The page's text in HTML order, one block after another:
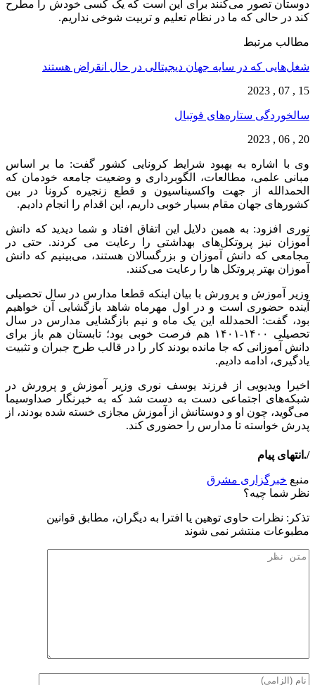
دوستان تصور می‌کنند برای این است که یک کسی خودش را مطرح
کند در حالی که ما در نظام تعلیم و تربیت شوخی نداریم.
مطالب مرتبط
شغل‌‌هایی که در سایه جهان دیجیتالی در حال انقراض هستند
15 , 07 , 2023
سالخوردگی ستاره‌های فوتبال
20 , 06 , 2023
وی با اشاره به بهبود شرایط کرونایی کشور گفت: ما بر اساس
مبانی علمی، مطالعات، الگوبرداری و وضعیت جامعه خودمان که
الحمدالله از جهت واکسیناسیون و قطع زنجیره کرونا در بین
کشورهای جهان مقام بسیار خوبی داریم، این اقدام را انجام دادیم.
نوری افزود: به همین دلایل این اتفاق افتاد و شما دیدید که دانش
آموزان نیز پروتکل‌های بهداشتی را رعایت می کردند. حتی در
مجامعی که دانش آموزان و بزرگسالان هستند، می‌بینیم که دانش
آموزان بهتر پروتکل ها را رعایت می‌کنند.
وزیر آموزش و پرورش با بیان اینکه قطعا مدارس در سال تحصیلی
آینده حضوری است و در اول مهرماه شاهد بازگشایی آن خواهیم
بود، گفت: الحمدلله این یک ماه و نیم بازگشایی مدارس در سال
تحصیلی ۱۴۰۰-۱۴۰۱ هم فرصت خوبی بود؛ تابستان هم باز برای
دانش آموزانی که جا مانده بودند کار را در قالب طرح جبران و تثبیت
یادگیری، ادامه دادیم.
اخیرا ویدیویی از فرزند یوسف نوری وزیر آموزش و پرورش در
شبکه‌های اجتماعی دست به دست شد که به خبرنگار صداوسیما
می‌گوید، چون او و دوستانش از آموزش مجازی خسته شده بودند، از
پدرش خواسته تا مدارس را حضوری کند.
/.انتهای پیام
منبع خبرگزاری مشرق
نظر شما چیه؟
تذكر: نظرات حاوی توهين يا افترا به ديگران، مطابق قوانين
مطبوعات منتشر نمی شوند